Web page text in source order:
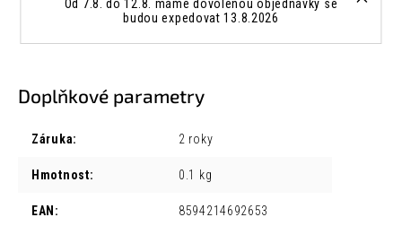
Od 7.8. do 12.8. máme dovolenou objednávky se
budou expedovat 13.8.2026
Doplňkové parametry
Záruka: 2 roky
Hmotnost: 0.1 kg
EAN : 8594214692653